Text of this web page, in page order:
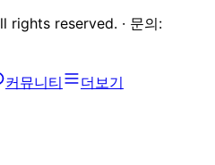
rights reserved. · 문의:
커뮤니티 더보기